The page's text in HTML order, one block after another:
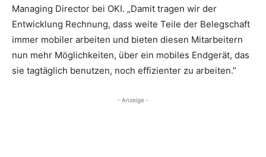
Managing Director bei OKI. „Damit tragen wir der
Entwicklung Rechnung, dass weite Teile der Belegschaft
immer mobiler arbeiten und bieten diesen Mitarbeitern
nun mehr Möglichkeiten, über ein mobiles Endgerät, das
sie tagtäglich benutzen, noch effizienter zu arbeiten.”
- Anzeige -